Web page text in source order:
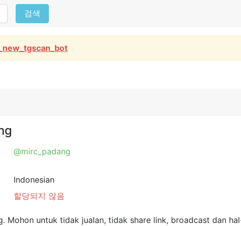
검색
@mirc_padang
Indonesian
할당되지 않음
Mohon untuk tidak jualan, tidak share link, broadcast dan